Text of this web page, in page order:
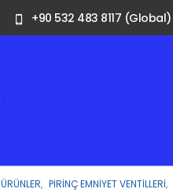
+90 532 483 8117 (Global)
ÜRÜNLER, PIRINÇ EMNIYET VENTILLERI,